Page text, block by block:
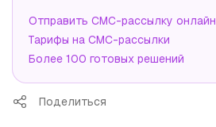
Отправить СМС-рассылку онлайн
Тарифы на СМС-рассылки
Более 100 готовых решений
Поделиться